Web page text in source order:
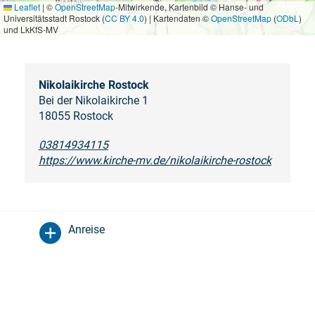
Leaflet | ©OpenStreetMap-Mitwirkende, Kartenbild © Hanse- und
Universitätsstadt Rostock (CC BY 4.0) | Kartendaten ©OpenStreetMap (ODbL)
und LkKfS-MV
Nikolaikirche Rostock
Bei der Nikolaikirche 1
18055 Rostock
03814934115
https://www.kirche-mv.de/nikolaikirche-rostock
Anreise